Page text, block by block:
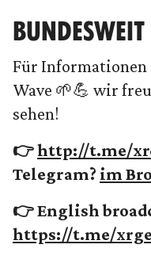
BUNDESWEIT
Für
Wave 🌱💪 wir
sehen!
👉http://t.me/
Telegram? im
👉 English
https://t.me/